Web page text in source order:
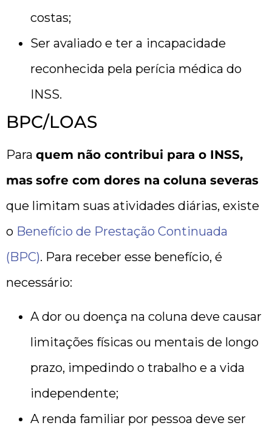
costas;
Ser avaliado e ter a incapacidade
reconhecida pela perícia médica do
INSS.
BPC/LOAS
Para quem não contribui para o INSS,
mas sofre com dores na coluna severas
que limitam suas atividades diárias, existe
o Benefício de Prestação Continuada
(BPC). Para receber esse benefício, é
necessário:
A dor ou doença na coluna deve causar
limitações físicas ou mentais de longo
prazo, impedindo o trabalho e a vida
independente;
A renda familiar por pessoa deve ser